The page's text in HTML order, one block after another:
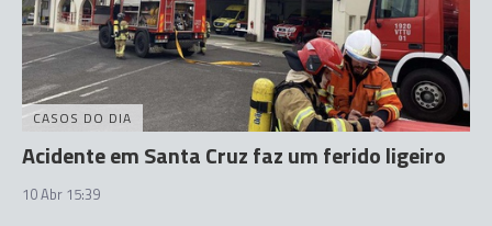
CASOS DO DIA
Acidente em Santa Cruz faz um ferido ligeiro
10 Abr 15:39